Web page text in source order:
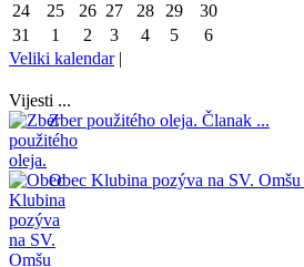
24
25 26 27 28 29
30
31
1 2 3 4 5
6
Veliki kalendar|
Vijesti ...
Zber použitého oleja. Članak ...
Obec Klubina pozýva na SV. Omšu